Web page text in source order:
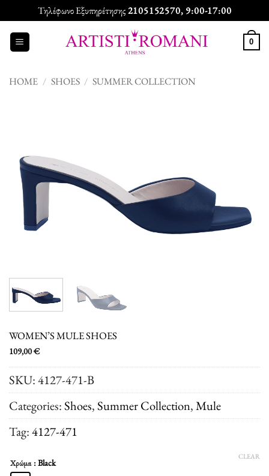
to
content
Τηλέφωνο Εξυπηρέτησης2105152570, 9:00-17:00
0
HOME / SHOES / SUMMER COLLECTION
WOMEN’S MULE SHOES
109,00€
SKU:4127-471-B
Categories:Shoes,Summer Collection,Μule
Tag:4127-471
Χρώμα : Black
CLEAR